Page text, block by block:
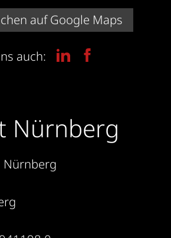
auf Google Maps
auch:
Nürnberg
Nürnberg